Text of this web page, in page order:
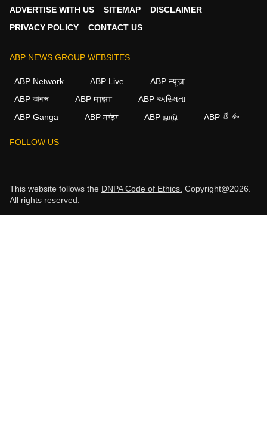
ADVERTISE WITH US
SITEMAP
DISCLAIMER
PRIVACY POLICY
CONTACT US
ABP NEWS GROUP WEBSITES
ABP Network ABP Live
ABP न्यूज़
ABP আনন্দ
ABP माझा
ABP અસ્મિતા
ABP Ganga
ABP ਸਾਂਝਾ ABP நாடு ABP దేశం
FOLLOW US
This website follows the DNPA Code of Ethics. Copyright@2026.
All rights reserved.